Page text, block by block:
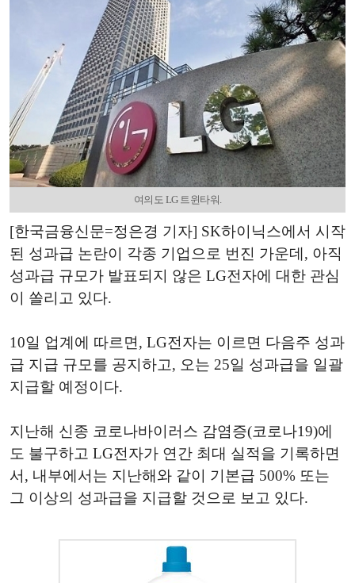
여의도 LG 트윈타워.
[한국금융신문=정은경 기자] SK하이닉스에서 시작
된 성과급 논란이 각종 기업으로 번진 가운데, 아직
성과급 규모가 발표되지 않은 LG전자에 대한 관심
이 쏠리고 있다.
10일 업계에 따르면, LG전자는 이르면 다음주 성과
급 지급 규모를 공지하고, 오는 25일 성과급을 일괄
지급할 예정이다.
지난해 신종 코로나바이러스 감염증(코로나19)에
도 불구하고 LG전자가 연간 최대 실적을 기록하면
서, 내부에서는 지난해와 같이 기본급 500% 또는
그 이상의 성과급을 지급할 것으로 보고 있다.